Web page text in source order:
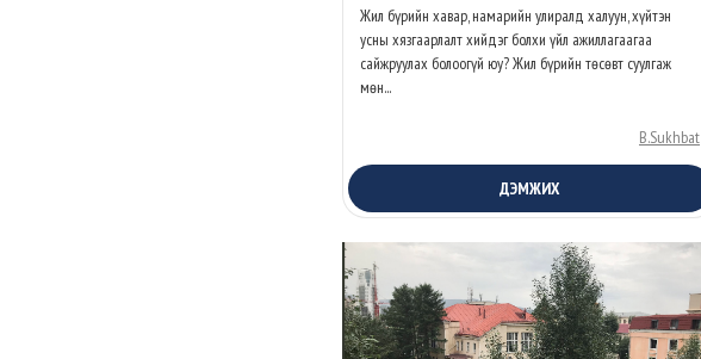
Жил бүрийн хавар, намарийн улиралд халуун, хүйтэн
усны хязгаарлалт хийдэг болхи үйл ажиллагаагаа
сайжруулах болоогүй юу? Жил бүрийн төсөвт суулгаж
мөн...
B.Sukhbat
ДЭМЖИХ